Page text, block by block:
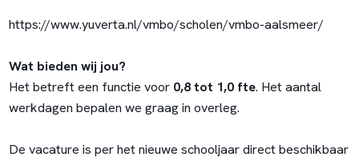
https://www.yuverta.nl/vmbo/scholen/vmbo-aalsmeer/
Wat bieden wij jou?
Het betreft een functie voor 0,8 tot 1,0 fte. Het aantal
werkdagen bepalen we graag in overleg.
De vacature is per het nieuwe schooljaar direct beschikbaar